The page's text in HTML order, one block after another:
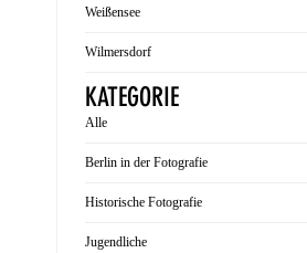
Weißensee
Wilmersdorf
KATEGORIE
Alle
Berlin in der Fotografie
Historische Fotografie
Jugendliche